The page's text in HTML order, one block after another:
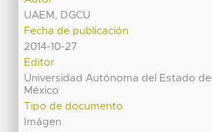
UAEM, DGCU
Fecha de publicación
2014-10-27
Editor
Universidad Autónoma del Estado de
México
Tipo de documento
Imágen